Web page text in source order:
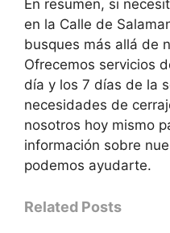
En resumen, si
en la Calle de
busques más allá de
Ofrecemos servicios
día y los 7 días de la
necesidades de
nosotros hoy mismo
información sobre
podemos ayudarte.
Related Posts